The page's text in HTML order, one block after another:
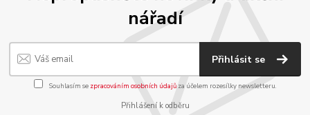
nářadí
Přihlásit se
Souhlasím se zpracováním osobních údajůza účelem rozesílky newsletteru.
Přihlášení k odběru